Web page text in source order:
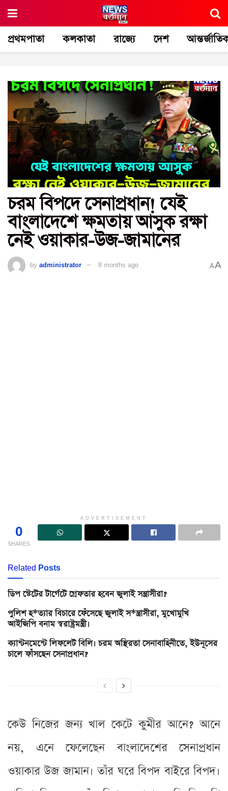
প্রথমপাতা কলকাতা রাজ্যে দেশ
চরম বিপদে সেনাপ্রধান! যেই
বাংলাদেশে ক্ষমতায় আসুক রক্ষা
নেই ওয়াকার-উজ-জামানের
by administrator 8 months ago AA
ADVERTISEMENT
0
SHARES
Related Posts
ডিপ স্টেটের টার্গেটে গ্রেফতার হবেন জুলাই সন্ত্রাসীরা?
পুলিশ হ*ত্যার বিচারে ফেঁসেছে জুলাই স*ন্ত্রাসীরা, মুখোমুখি
আইজিপি বনাম স্বরাষ্ট্রমন্ত্রী।
ক্যান্টনমেন্টে লিফলেট বিলি। চরম অস্থিরতা সেনাবাহিনীতে, ইউনূসের
চালে ফাঁসছেন সেনাপ্রধান?
কেউ নিজের জন্য খাল কেটে কুমীর আনে? আনে
নয়, এনে ফেলেছেন বাংলাদেশের সেনাপ্রধান
ওয়াকার উজ জামান। তাঁর ঘরে বিপদ বাইরে বিপদ।